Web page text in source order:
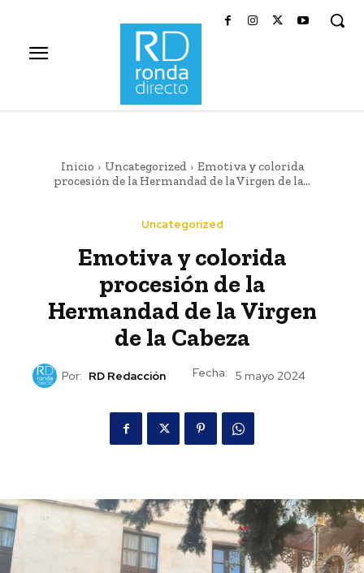
Inicio Uncategorized
Emotiva y colorida
procesión de la Hermandad de la Virgen de la...
Uncategorized
Emotiva y colorida
procesión de la
Hermandad de la Virgen
de la Cabeza
Por: RD Redacción Fecha: 5 mayo 2024